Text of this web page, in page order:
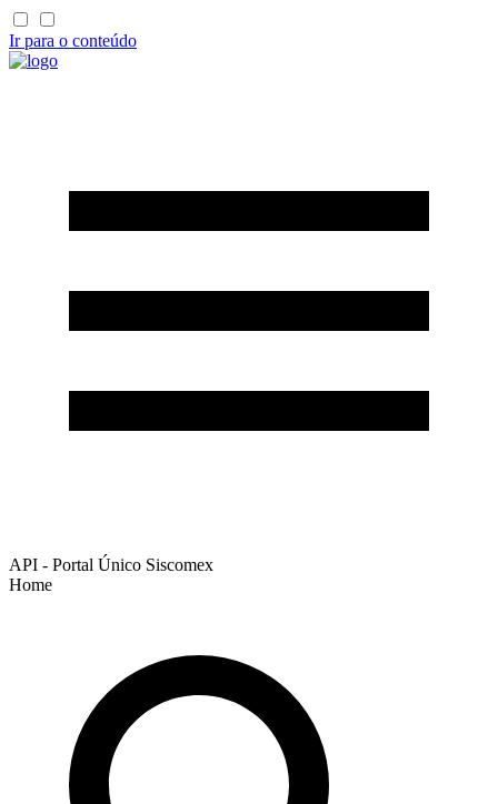
Ir para o conteúdo
API - Portal Único Siscomex
Home